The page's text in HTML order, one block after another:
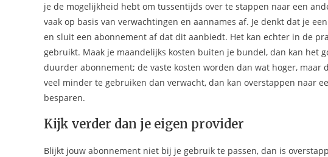
je de mogelijkheid hebt om tussentijds over te stappen naar een
vaak op basis van verwachtingen en aannames af. Je denkt dat je
en sluit een abonnement af dat dit aanbiedt. Het kan echter in de
gebruikt. Maak je maandelijks kosten buiten je bundel, dan kan het
duurder abonnement; de vaste kosten worden dan wat hoger,
veel minder te gebruiken dan verwacht, dan kan overstappen naar
besparen.
Kijk verder dan je eigen provider
Blijkt jouw abonnement niet bij je gebruik te passen, dan is